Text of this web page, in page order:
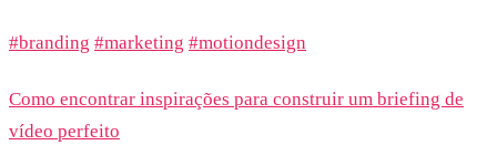
#branding #marketing #motiondesign
Como encontrar inspirações para construir um briefing de
vídeo perfeito